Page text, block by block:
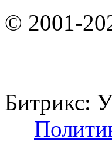
© 2001-
Битрикс: